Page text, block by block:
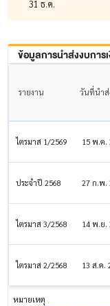
31 ธ.ค.
ข้อมูลการนำส่งงบการ
รายงาน วันที่นำส่
ไตรมาส 1/2569 15 พ.ค.
ประจำปี 2568 27 ก.พ.
ไตรมาส 3/2568 14 พ.ย.
ไตรมาส 2/2568 13 ส.ค.
หมายเหตุ